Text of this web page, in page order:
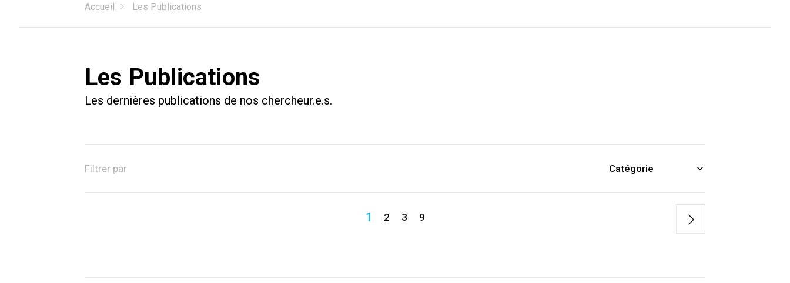
Accueil Les Publications
Les Publications
Les dernières publications de nos chercheur.e.s.
Filtrer par
1 2 3 9